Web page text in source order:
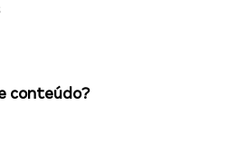
conteúdo?